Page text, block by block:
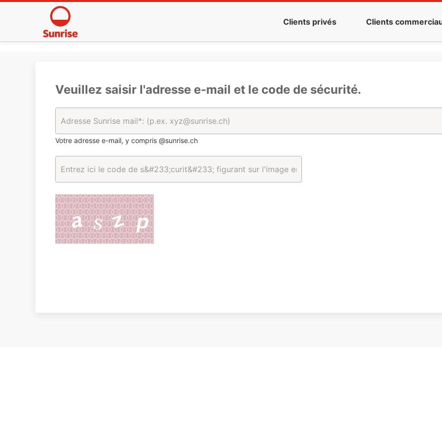
Clients privés Clients
Veuillez saisir l'adresse e-mail et le code de sécurité.
Votre adresse e-mail, y compris @sunrise.ch